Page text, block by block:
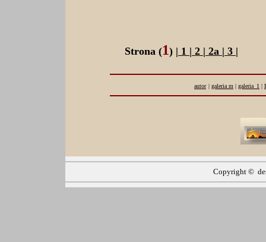
Strona (1) | 1 | 2 | 2a | 3 |
autor | galeria m | galeria_1 |
Copyright ©